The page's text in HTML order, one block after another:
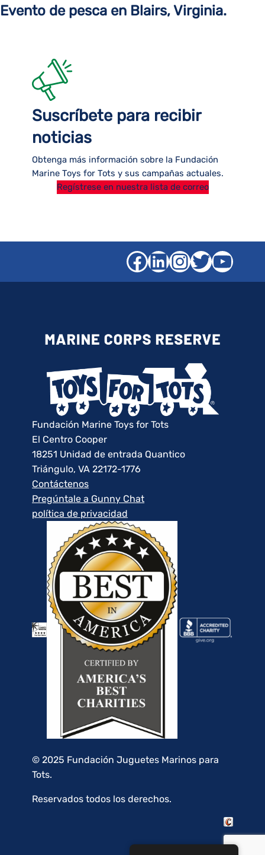
Evento de pesca en Blairs, Virginia.
Suscríbete para recibir
noticias
Obtenga más información sobre la Fundación
Marine Toys for Tots y sus campañas actuales.
Regístrese en nuestra lista de correo
Facebook
LinkedIn
Gorjeo
Fundación Marine Toys for Tots
El Centro Cooper
18251 Unidad de entrada Quantico
Triángulo, VA 22172-1776
Contáctenos
Pregúntale a Gunny Chat
política de privacidad
© 2025 Fundación Juguetes Marinos para
Tots.
Reservados todos los derechos.